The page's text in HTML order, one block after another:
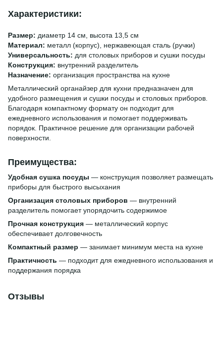
Характеристики:
Размер: диаметр 14 см, высота 13,5 см
Материал: металл (корпус), нержавеющая сталь (ручки)
Универсальность: для столовых приборов и сушки посуды
Конструкция: внутренний разделитель
Назначение: организация пространства на кухне
Металлический органайзер для кухни предназначен для
удобного размещения и сушки посуды и столовых приборов.
Благодаря компактному формату он подходит для
ежедневного использования и помогает поддерживать
порядок. Практичное решение для организации рабочей
поверхности.
Преимущества:
Удобная сушка посуды — конструкция позволяет размещать
приборы для быстрого высыхания
Организация столовых приборов — внутренний
разделитель помогает упорядочить содержимое
Прочная конструкция — металлический корпус
обеспечивает долговечность
Компактный размер — занимает минимум места на кухне
Практичность — подходит для ежедневного использования и
поддержания порядка
Отзывы